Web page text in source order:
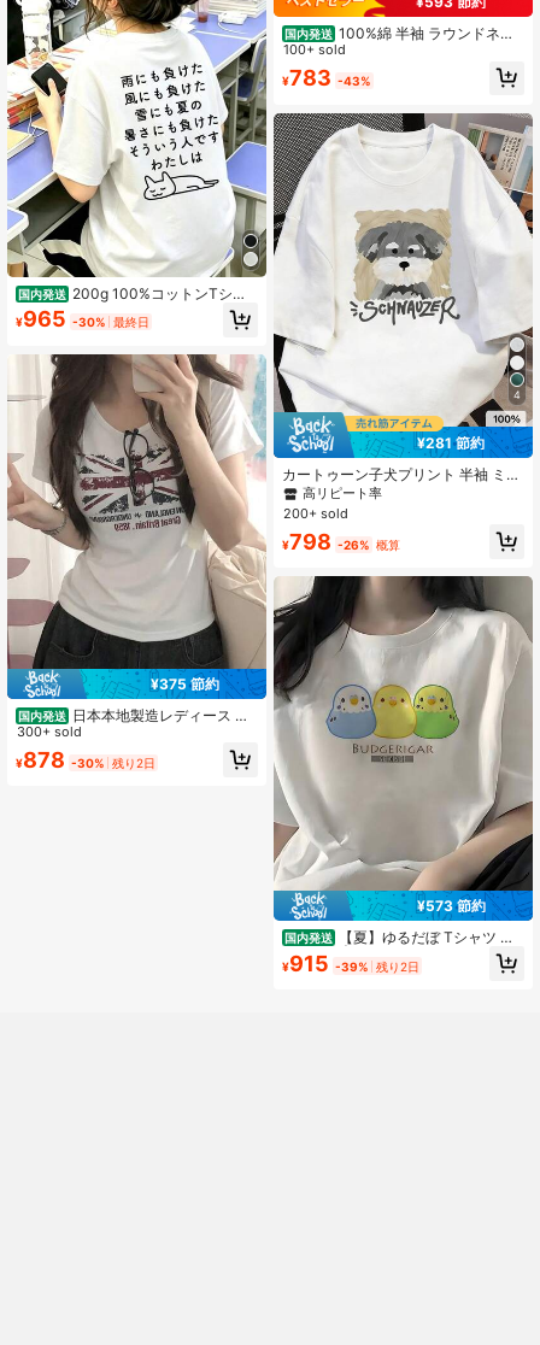
国内発送 200g 100%コットンTシャ
ツ 2026年レディース夏ファッション
プリント柄 半袖Tシャツ カップル向
¥965 -30% 最終日
¥375 節約
国内発送 日本本地製造レディース 夏
カジュアル フィット イギリス国旗ヴ
ィンテージプリント T シャツ コット
ン クルーネック 半袖 ホワイト
300+ sold
¥878 -30% 残り2日
国内発送 100%綿 半袖 ラウンドネッ
ク Tシャツ 夏服 レディース おもしろ
プリント ゆったり カジュアル トッ
プス
100+ sold
¥783 -43%
4
¥281 節約
カートゥーン子犬プリント 半袖 ミド
ル丈Tシャツ、ファッショナブルなカ
ジュアルトップス レディース ホワイ
高リピート率
200+ sold
¥798 -26% 概算
¥573 節約
国内発送
【夏】ゆるだぼ Tシャツ レ
ディース | カジュアル / ロゴ / キャラ
トップス
¥915 -39% 残り2日